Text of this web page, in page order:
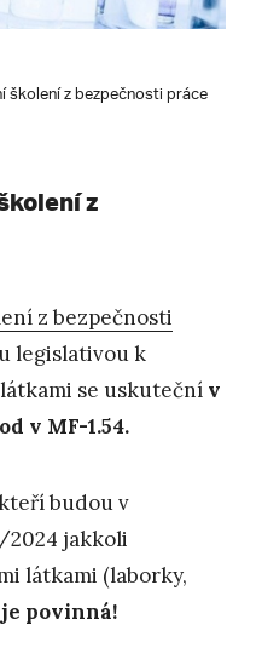
školení z bezpečnosti práce
z
z bezpečnosti
legislativou k
se uskuteční v
v MF-1.54.
budou v
2024 jakkoli
látkami (laborky,
je povinná!